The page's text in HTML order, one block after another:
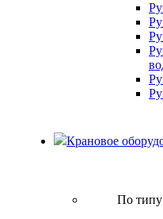
Крановое
По типу